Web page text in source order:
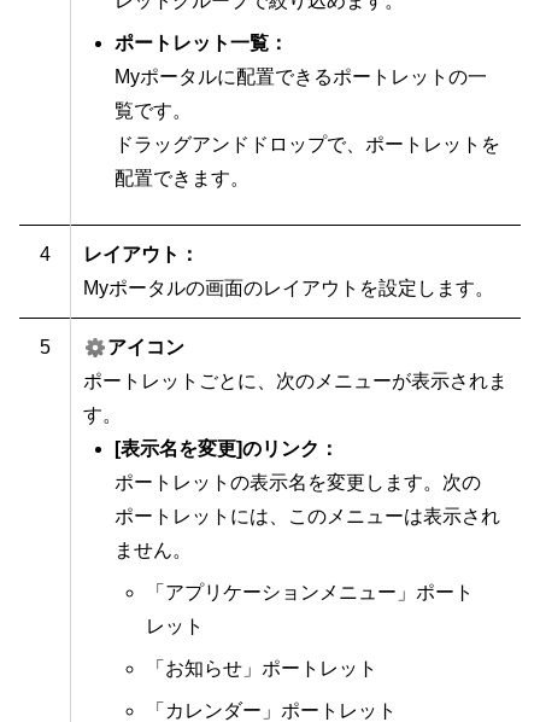
ポートレット一覧：
Myポータルに配置できるポートレットの一
覧です。
ドラッグアンドドロップで、ポートレットを
配置できます。
4
レイアウト：
Myポータルの画面のレイアウトを設定します。
5
アイコン
ポートレットごとに、次のメニューが表示されま
す。
[表示名を変更]のリンク：
ポートレットの表示名を変更します。次の
ポートレットには、このメニューは表示され
ません。
「アプリケーションメニュー」ポート
レット
「お知らせ」ポートレット
「カレンダー」ポートレット